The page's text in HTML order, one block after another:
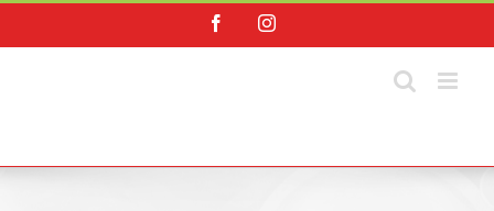
FacebookInstagram